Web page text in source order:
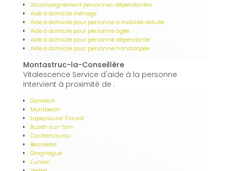
Accompagnement personnes dépendantes
Aide à domicile ménage
Aide à domicile pour personne à mobilité réduite
Aide à domicile pour personne âgée
Aide à domicile pour personne dépendante
Aide à domicile pour personne handicapée
Montastruc-la-Conseillère
Vitalescence Service d'aide à la personne
intervient à proximité de :
Garidech
Montberon
Lapeyrouse-Fossat
Buzet-sur-Tarn
Castelmaurou
Bessières
Gragnague
L'union